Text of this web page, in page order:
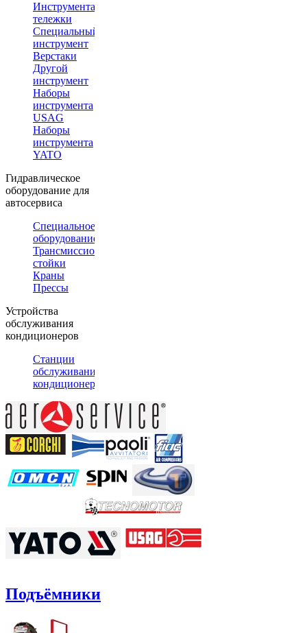
Инструментальные
тележки
Специальный
инструмент
Верстаки
Другой
инструмент
Наборы
инструмента
USAG
Наборы
инструмента
YATO
Гидравлическое
оборудование для
автосервиса
Специальное
оборудование
Трансмиссионные
стойки
Краны
Прессы
Устройства
обслуживания
кондиционеров
Станции
обслуживания
кондиционеров
Подъёмники